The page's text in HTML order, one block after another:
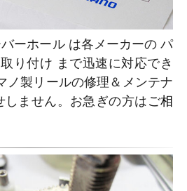
ーホール は各メーカーの パ
り付け まで迅速に対応でき
ノ製リールの修理＆メンテナ
しません。お急ぎの方はご相